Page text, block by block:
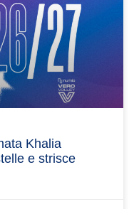
Khalia
e strisce